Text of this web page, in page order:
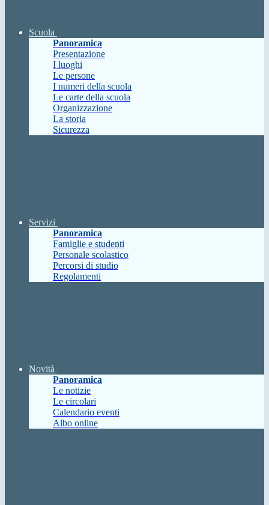
Scuola
Panoramica
Presentazione
I luoghi
Le persone
I numeri della scuola
Le carte della scuola
Organizzazione
La storia
Sicurezza
Servizi
Panoramica
Famiglie e studenti
Personale scolastico
Percorsi di studio
Regolamenti
Novità
Panoramica
Le notizie
Le circolari
Calendario eventi
Albo online